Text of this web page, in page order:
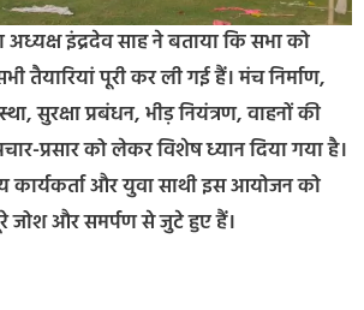
इंद्रदेव साह ने बताया कि सभा को
तैयारियां पूरी कर ली गई हैं। मंच निर्माण,
सुरक्षा प्रबंधन, भीड़ नियंत्रण, वाहनों की
प्रसार को लेकर विशेष ध्यान दिया गया है।
कार्यकर्ता और युवा साथी इस आयोजन को
जोश और समर्पण से जुटे हुए हैं।